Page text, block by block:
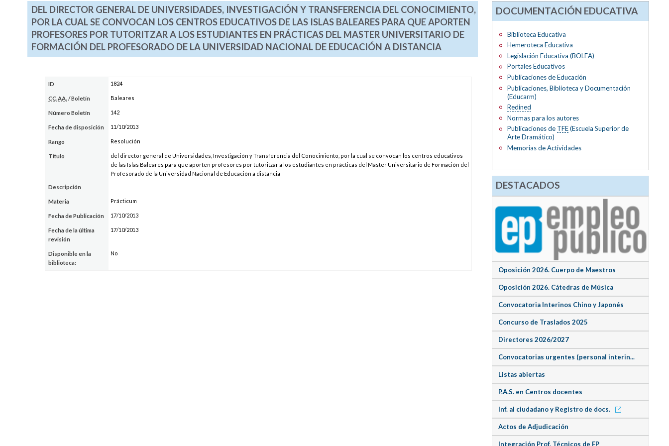
DEL DIRECTOR GENERAL DE UNIVERSIDADES, INVESTIGACIÓN Y TRANSFERENCIA DEL CONOCIMIENTO,
POR LA CUAL SE CONVOCAN LOS CENTROS EDUCATIVOS DE LAS ISLAS BALEARES PARA QUE APORTEN
PROFESORES POR TUTORITZAR A LOS ESTUDIANTES EN PRÁCTICAS DEL MASTER UNIVERSITARIO DE
FORMACIÓN DEL PROFESORADO DE LA UNIVERSIDAD NACIONAL DE EDUCACIÓN A DISTANCIA
ID 1824
CC.AA. / Boletín Baleares
Número Boletín 142
Fecha de disposición 11/10/2013
Rango Resolución
Título
del director general de Universidades, Investigación y Transferencia del Conocimiento, por la cual se convocan los centros educativos
de las Islas Baleares para que aporten profesores por tutoritzar a los estudiantes en prácticas del Master Universitario de Formación del
Profesorado de la Universidad Nacional de Educación a distancia
Descripción
Materia Prácticum
Fecha de Publicación 17/10/2013
Fecha de la última
revisión
17/10/2013
Disponible en la
biblioteca:
No
DOCUMENTACIÓN EDUCATIVA
Biblioteca Educativa
Hemeroteca Educativa
Legislación Educativa (BOLEA)
Portales Educativos
Publicaciones de Educación
Publicaciones, Biblioteca y Documentación
(Educarm)
Redined
Normas para los autores
Publicaciones de TFE(Escuela Superior de
Arte Dramático)
Memorias de Actividades
DESTACADOS
Oposición 2026. Cuerpo de Maestros
Oposición 2026. Cátedras de Música
Convocatoria Interinos Chino y Japonés
Concurso de Traslados 2025
Directores 2026/2027
Convocatorias urgentes (personal interin...
Listas abiertas
P.A.S. en Centros docentes
Inf. al ciudadano y Registro de docs.
Actos de Adjudicación
Integración Prof. Técnicos de FP